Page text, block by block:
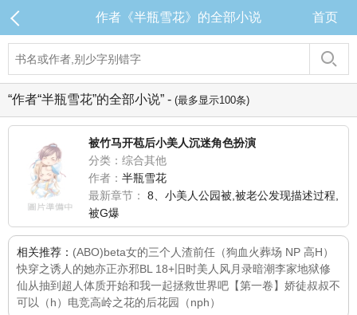
作者《半瓶雪花》的全部小说 首页
“作者“半瓶雪花”的全部小说” - (最多显示100条)
被竹马开苞后小美人沉迷角色扮演
分类：综合其他
作者： 半瓶雪花
最新章节：
8、小美人公园被,被老公发现描述过程,
被G爆
相关推荐： (ABO)beta女的三个人渣前任（狗血火葬场 NP 高H）
快穿之诱人的她亦正亦邪BL 18+ 旧时美人风月录暗潮李家地狱修
仙从抽到超人体质开始和我一起拯救世界吧【第一卷】 娇徒叔叔不
可以（h） 电竞高岭之花的后花园（nph）